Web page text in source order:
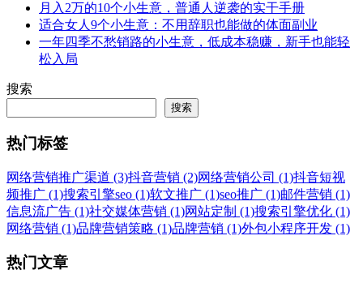
月入2万的10个小生意，普通人逆袭的实干手册
适合女人9个小生意：不用辞职也能做的体面副业
一年四季不愁销路的小生意，低成本稳赚，新手也能轻
松入局
搜索
搜索
热门标签
网络营销推广渠道 (3)抖音营销 (2)网络营销公司 (1)抖音短视
频推广 (1)搜索引擎seo (1)软文推广 (1)seo推广 (1)邮件营销 (1)
信息流广告 (1)社交媒体营销 (1)网站定制 (1)搜索引擎优化 (1)
网络营销 (1)品牌营销策略 (1)品牌营销 (1)外包小程序开发 (1)
热门文章